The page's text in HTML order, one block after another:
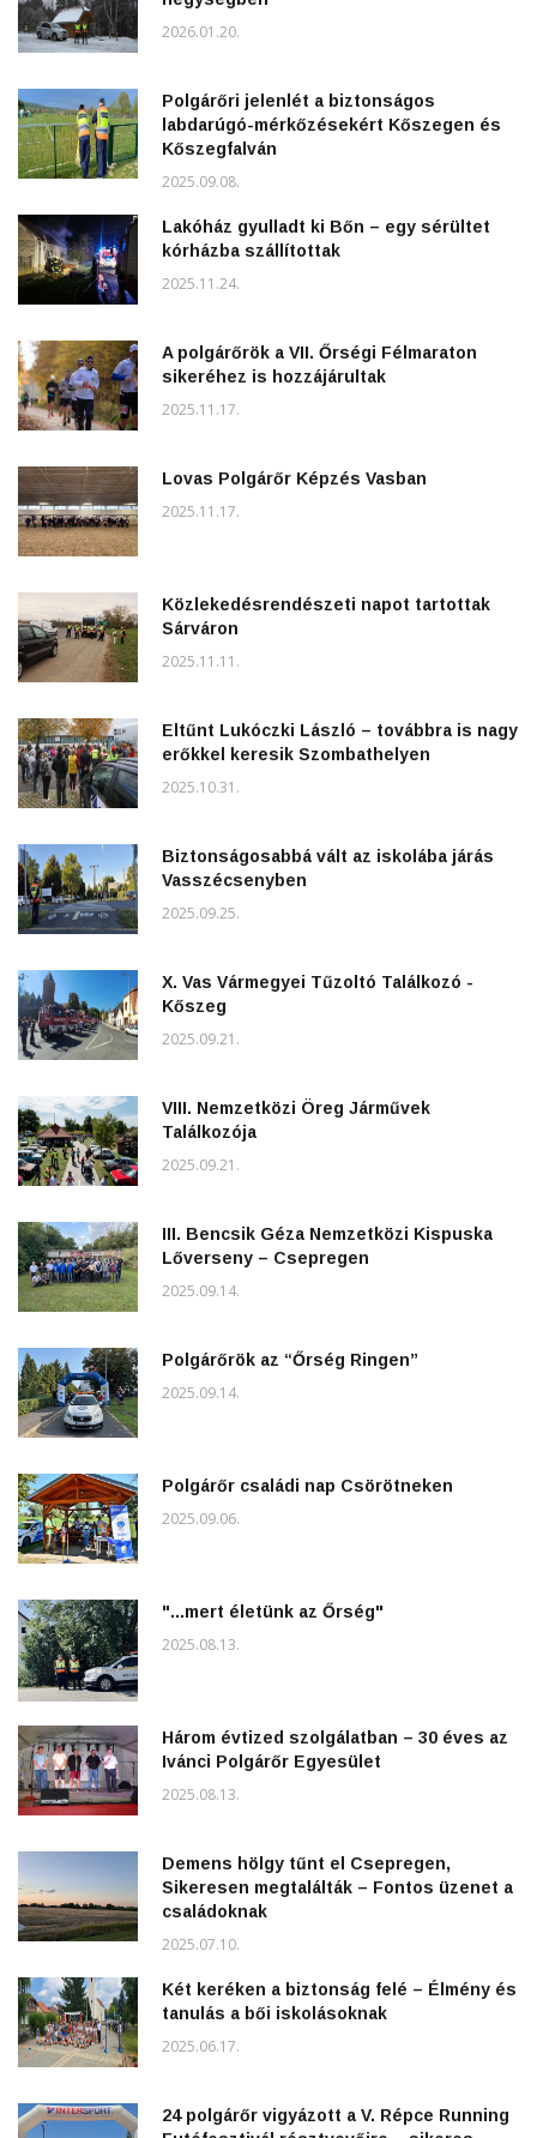
2026.01.20.
Polgárőri jelenlét a biztonságos
labdarúgó-mérkőzésekért Kőszegen és
Kőszegfalván
2025.09.08.
Lakóház gyulladt ki Bőn – egy sérültet
kórházba szállítottak
2025.11.24.
A polgárőrök a VII. Őrségi Félmaraton
sikeréhez is hozzájárultak
2025.11.17.
Lovas Polgárőr Képzés Vasban
2025.11.17.
Közlekedésrendészeti napot tartottak
Sárváron
2025.11.11.
Eltűnt Lukóczki László – továbbra is nagy
erőkkel keresik Szombathelyen
2025.10.31.
Biztonságosabbá vált az iskolába járás
Vasszécsenyben
2025.09.25.
X. Vas Vármegyei Tűzoltó Találkozó -
Kőszeg
2025.09.21.
VIII. Nemzetközi Öreg Járművek
Találkozója
2025.09.21.
III. Bencsik Géza Nemzetközi Kispuska
Lőverseny – Csepregen
2025.09.14.
Polgárőrök az “Őrség Ringen”
2025.09.14.
Polgárőr családi nap Csörötneken
2025.09.06.
"...mert életünk az Őrség"
2025.08.13.
Három évtized szolgálatban – 30 éves az
Ivánci Polgárőr Egyesület
2025.08.13.
Demens hölgy tűnt el Csepregen,
Sikeresen megtalálták – Fontos üzenet a
családoknak
2025.07.10.
Két keréken a biztonság felé – Élmény és
tanulás a bői iskolásoknak
2025.06.17.
24 polgárőr vigyázott a V. Répce Running